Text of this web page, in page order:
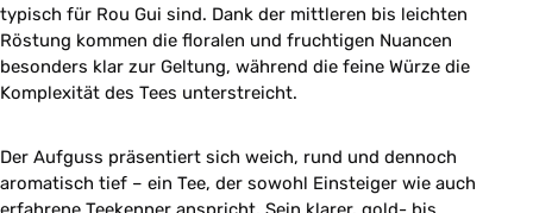
typisch für Rou Gui sind. Dank der mittleren bis leichten
Röstung kommen die floralen und fruchtigen Nuancen
besonders klar zur Geltung, während die feine Würze die
Komplexität des Tees unterstreicht.
Der Aufguss präsentiert sich weich, rund und dennoch
aromatisch tief – ein Tee, der sowohl Einsteiger wie auch